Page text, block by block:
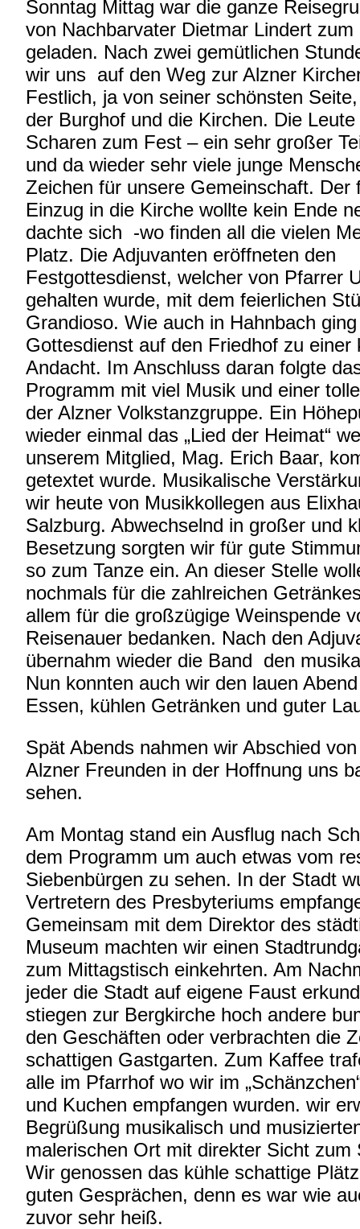
Sonntag Mittag war die ganze
von Nachbarvater Dietmar Lindert
geladen. Nach zwei gemütlichen
wir uns auf den Weg zur Alzner
Festlich, ja von seiner schönsten
der Burghof und die Kirchen. Die
Scharen zum Fest – ein sehr großer
und da wieder sehr viele junge
Zeichen für unsere Gemeinschaft. Der
Einzug in die Kirche wollte kein Ende
dachte sich -wo finden all die vielen
Platz. Die Adjuvanten eröffneten den
Festgottesdienst, welcher von Pfarrer
gehalten wurde, mit dem feierlichen
Grandioso. Wie auch in Hahnbach
Gottesdienst auf den Friedhof zu einer
Andacht. Im Anschluss daran folgte
Programm mit viel Musik und einer
der Alzner Volkstanzgruppe. Ein
wieder einmal das „Lied der Heimat“
unserem Mitglied, Mag. Erich Baar,
getextet wurde. Musikalische
wir heute von Musikkollegen aus
Salzburg. Abwechselnd in großer und
Besetzung sorgten wir für gute
so zum Tanze ein. An dieser Stelle
nochmals für die zahlreichen
allem für die großzügige Weinspende
Reisenauer bedanken. Nach den
übernahm wieder die Band den
Nun konnten auch wir den lauen
Essen, kühlen Getränken und guter
Spät Abends nahmen wir Abschied
Alzner Freunden in der Hoffnung uns
sehen.
Am Montag stand ein Ausflug nach
dem Programm um auch etwas vom
Siebenbürgen zu sehen. In der Stadt
Vertretern des Presbyteriums
Gemeinsam mit dem Direktor des
Museum machten wir einen
zum Mittagstisch einkehrten. Am
jeder die Stadt auf eigene Faust
stiegen zur Bergkirche hoch andere
den Geschäften oder verbrachten die
schattigen Gastgarten. Zum Kaffee
alle im Pfarrhof wo wir im
und Kuchen empfangen wurden. wir
Begrüßung musikalisch und
malerischen Ort mit direkter Sicht zum
Wir genossen das kühle schattige
guten Gesprächen, denn es war wie
zuvor sehr heiß.